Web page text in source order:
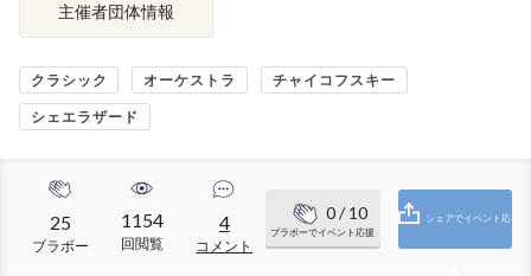
主催者団体情報
クラシック オーケストラ チャイコフスキー
シェエラザード
25
ブラボー
1154
回閲覧
4
コメント
0/ 10
ブラボーでイベント応援
シェアでイベント応